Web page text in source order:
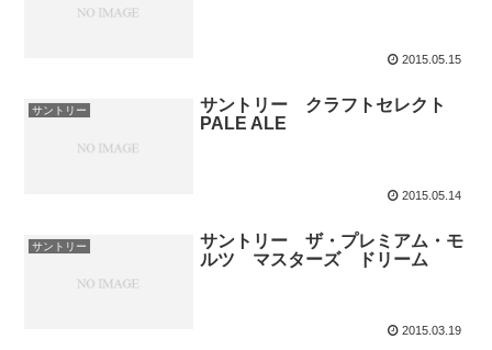
2015.05.15
サントリー
サントリー クラフトセレクト
PALE ALE
2015.05.14
サントリー
サントリー ザ・プレミアム・モ
ルツ マスターズ ドリーム
2015.03.19